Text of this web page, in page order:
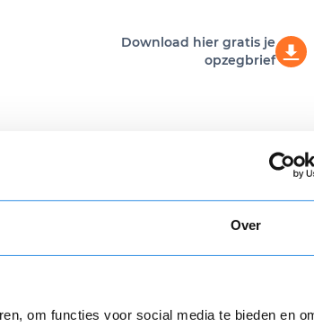
Over
om functies voor social media te bieden en
Download hier gratis je
opzegbrief